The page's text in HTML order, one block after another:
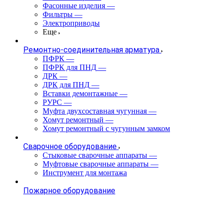
Фасонные изделия —
Фильтры —
Электроприводы
Еще
Ремонтно-соединительная арматура
ПФРК —
ПФРК для ПНД —
ДРК —
ДРК для ПНД —
Вставки демонтажные —
РУРС —
Муфта двухсоставная чугунная —
Хомут ремонтный —
Хомут ремонтный с чугунным замком
Сварочное оборудование
Стыковые сварочные аппараты —
Муфтовые сварочные аппараты —
Инструмент для монтажа
Пожарное оборудование